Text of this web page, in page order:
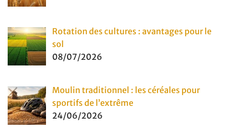
Rotation des cultures : avantages pour le
sol
08/07/2026
Moulin traditionnel : les céréales pour
sportifs de l’extrême
24/06/2026